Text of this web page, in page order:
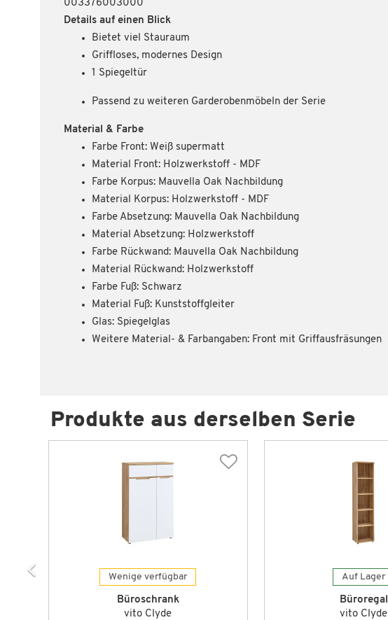
003376003000
Details auf einen Blick
Bietet viel Stauraum
Griffloses, modernes Design
1 Spiegeltür
Passend zu weiteren Garderobenmöbeln der Serie
Material & Farbe
Farbe Front: Weiß supermatt
Material Front: Holzwerkstoff - MDF
Farbe Korpus: Mauvella Oak Nachbildung
Material Korpus: Holzwerkstoff - MDF
Farbe Absetzung: Mauvella Oak Nachbildung
Material Absetzung: Holzwerkstoff
Farbe Rückwand: Mauvella Oak Nachbildung
Material Rückwand: Holzwerkstoff
Farbe Fuß: Schwarz
Material Fuß: Kunststoffgleiter
Glas: Spiegelglas
Weitere Material- & Farbangaben: Front mit Griffausfräsungen
Produkte aus derselben Serie
Wenige verfügbar
Büroschrank
vito Clyde
Auf Lager
Büroregal
vito Clyde